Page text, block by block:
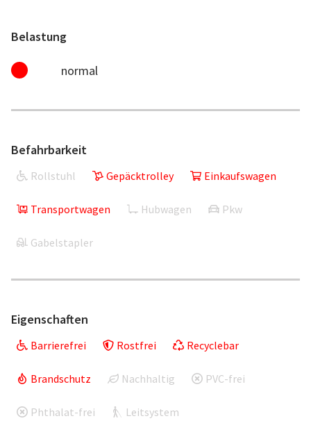
Belastung
normal
Befahrbarkeit
Rollstuhl Gepäcktrolley Einkaufswagen
Transportwagen Hubwagen Pkw
Gabelstapler
Eigenschaften
Barrierefrei Rostfrei Recyclebar
Brandschutz Nachhaltig PVC-frei
Phthalat-frei Leitsystem